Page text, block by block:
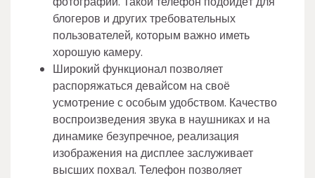
блогеров и других требовательных
пользователей, которым важно иметь
хорошую камеру.
Широкий функционал позволяет
распоряжаться девайсом на своё
усмотрение с особым удобством. Качество
воспроизведения звука в наушниках и на
динамике безупречное, реализация
изображения на дисплее заслуживает
высших похвал. Телефон позволяет